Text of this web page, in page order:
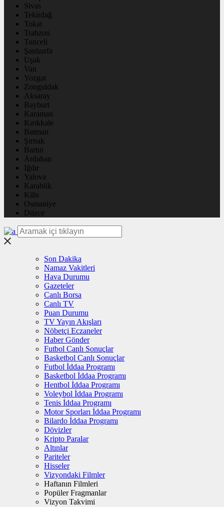
Sivas
Tekirdağ
Tokat
Trabzon
Tunceli
Şanlıurfa
Uşak
Van
Yozgat
Zonguldak
Aksaray
Bayburt
Karaman
Kırıkkale
Batman
Şırnak
Bartın
Ardahan
Iğdır
Yalova
Karabük
Kilis
Osmaniye
Düzce
Son Dakika
Namaz Vakitleri
Hava Durumu
Gazeteler
Canlı Borsa
Canlı TV
Puan Durumu
TV Yayın Akışları
Nöbetçi Eczaneler
Haber Gönder
Futbol Canlı Sonuçlar
Basketbol Canlı Sonuçlar
Futbol İddaa Programı
Basketbol İddaa Programı
Hentbol İddaa Programı
Voleybol İddaa Programı
Tenis İddaa Programı
Motor Sporları İddaa Programı
Bilardo İddaa Programı
Dövizler
Kripto Paralar
Altınlar
Pariteler
Hisseler
Vizyondaki Filmler
Haftanın Filmleri
Popüler Fragmanlar
Vizyon Takvimi